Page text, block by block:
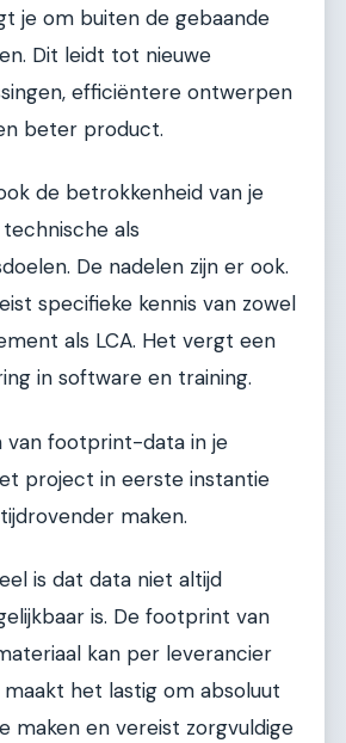
je om buiten de gebaande
Dit leidt tot nieuwe
efficiëntere ontwerpen
beter product.
de betrokkenheid van je
als
De nadelen zijn er ook.
specifieke kennis van zowel
als LCA. Het vergt een
in software en training.
van footprint-data in je
project in eerste instantie
maken.
is dat data niet altijd
is. De footprint van
kan per leverancier
het lastig om absoluut
maken en vereist zorgvuldige